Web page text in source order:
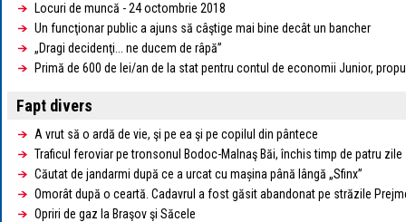
Locuri de muncă - 24 octombrie 2018
Un funcţionar public a ajuns să câştige mai bine decât un bancher
„Dragi decidenţi... ne ducem de râpă”
Primă de 600 de lei/an de la stat pentru contul de economii Junior,
Fapt divers
A vrut să o ardă de vie, şi pe ea şi pe copilul din pântece
Traficul feroviar pe tronsonul Bodoc-Malnaş Băi, închis timp de patru zile
Căutat de jandarmi după ce a urcat cu mașina până lângă „Sfinx”
Omorât după o ceartă. Cadavrul a fost găsit abandonat pe străzile
Opriri de gaz la Braşov şi Săcele